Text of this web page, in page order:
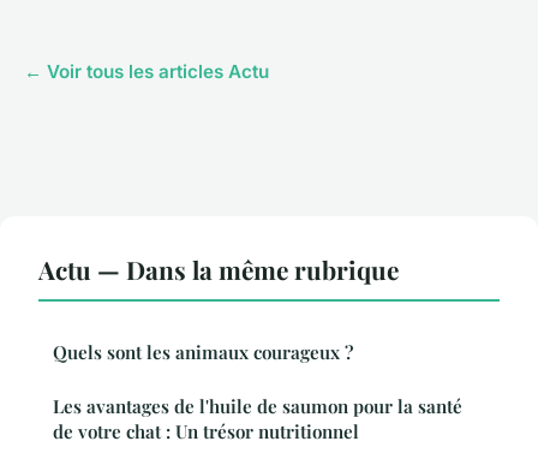
← Voir tous les articles Actu
Actu — Dans la même rubrique
Quels sont les animaux courageux ?
Les avantages de l'huile de saumon pour la santé
de votre chat : Un trésor nutritionnel